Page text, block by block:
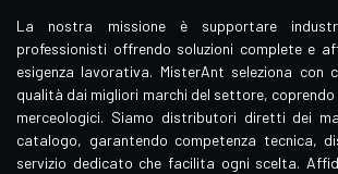
La nostra missione è supportare
professionisti offrendo soluzioni complete e
esigenza lavorativa. MisterAnt seleziona con
qualità dai migliori marchi del settore,
merceologici. Siamo distributori diretti dei
catalogo, garantendo competenza tecnica,
servizio dedicato che facilita ogni scelta.